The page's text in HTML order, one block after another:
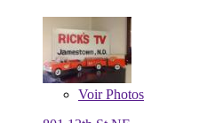
VoirPhotos